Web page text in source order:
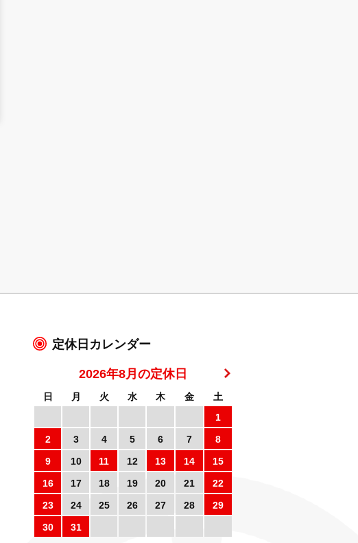
定休日カレンダー
2026年8月の定休日
日 月 火 水 木 金
土
1
2
3 4 5 6 7
8
9
10 11 12 13 14
15
16
17 18 19 20 21
22
23
24 25 26 27 28
29
30
31